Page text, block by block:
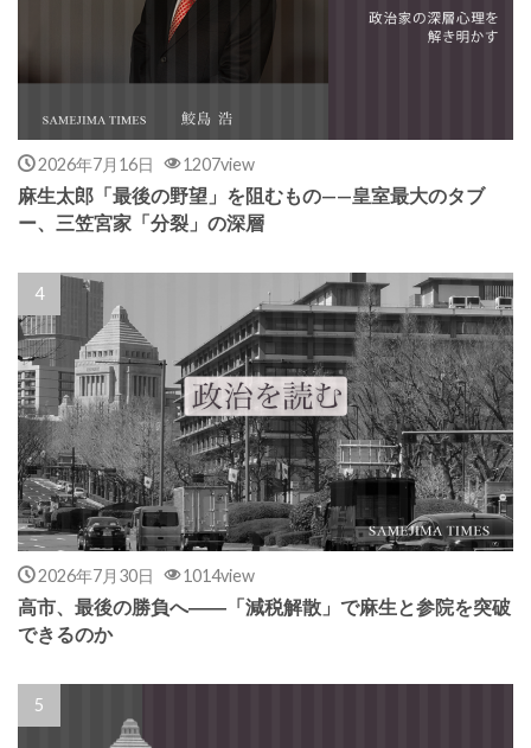
2026年7月16日 1207view
麻生太郎「最後の野望」を阻むもの——皇室最大のタブ
ー、三笠宮家「分裂」の深層
2026年7月30日 1014view
高市、最後の勝負へ――「減税解散」で麻生と参院を突破
できるのか